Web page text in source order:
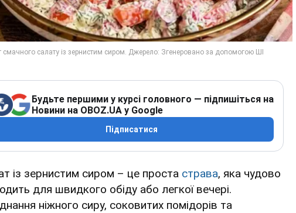
Будьте першими у курсі головного — підпишіться на
Новини на OBOZ.UA у Google
Підписатися
із зернистим сиром – це проста страва, яка чудово
для швидкого обіду або легкої вечері.
ніжного сиру, соковитих помідорів та